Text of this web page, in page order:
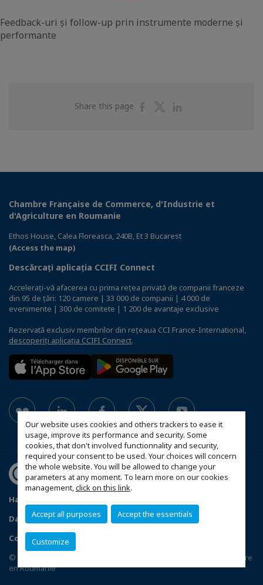
Our website uses cookies and others trackers to ease it
usage, improve its performance and security. Some
cookies, that don't involved functionnality and security,
required your consent to be used. Your choices will concern
the whole website. You will be allowed to change your
parameters at any moment. To learn more on our cookies
management,click on this link.
Accept all purposes Accept the essentials
Customize
Feedback-uri și follow-up prin instrumente moderne și
performante
Share this page
ShareShare
Chambre Française de Commerce, d'Industrie et
d'Agriculture en Roumanie
Ethos House, Calea Floreasca, 240B, Et 3 Bucarest
(Access the map)
Descărcați aplicația CCIFI Connect
Accelerați-vă afacerea cu prima rețea privată de companii franceze
din 95 de țări: 120 camere | 33 000 de companii | 4 000 de
evenimente | 300 de comitete | 1 200 de avantaje exclusive
Rezervată exclusiv membrilor din rețeaua CCI France-International,
descoperiți aplicația CCIFI Connect.
Harta site-ului
Date cu caracter personal
FAQ spațiul membrilor
Configure cookies preferences
© 2026 Chambre Française de Commerce, d'Industrie et d'Agriculture
en Roumanie